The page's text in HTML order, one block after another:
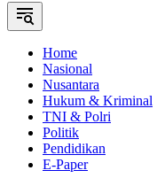
Home
Nasional
Nusantara
Hukum & Kriminal
TNI & Polri
Politik
Pendidikan
E-Paper